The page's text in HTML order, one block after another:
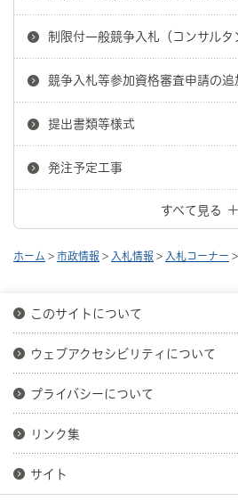
制限付一般競争入札（コンサル
競争入札等参加資格審査申請の追
提出書類等様式
発注予定工事
すべて見る
ホーム > 市政情報 > 入札情報 > 入札コーナー
このサイトについて
ウェブアクセシビリティについて
プライバシーについて
リンク集
サイト